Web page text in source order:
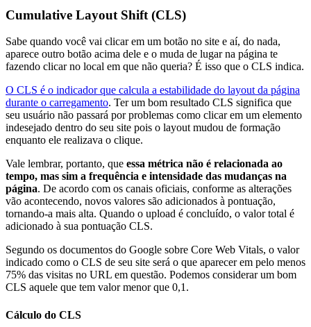
Cumulative Layout Shift (CLS)
Sabe quando você vai clicar em um botão no site e aí, do nada,
aparece outro botão acima dele e o muda de lugar na página te
fazendo clicar no local em que não queria? É isso que o CLS indica.
O CLS é o indicador que calcula a estabilidade do layout da página
durante o carregamento. Ter um bom resultado CLS significa que
seu usuário não passará por problemas como clicar em um elemento
indesejado dentro do seu site pois o layout mudou de formação
enquanto ele realizava o clique.
Vale lembrar, portanto, que essa métrica não é relacionada ao
tempo, mas sim a frequência e intensidade das mudanças na
página. De acordo com os canais oficiais, conforme as alterações
vão acontecendo, novos valores são adicionados à pontuação,
tornando-a mais alta. Quando o upload é concluído, o valor total é
adicionado à sua pontuação CLS.
Segundo os documentos do Google sobre Core Web Vitals, o valor
indicado como o CLS de seu site será o que aparecer em pelo menos
75% das visitas no URL em questão. Podemos considerar um bom
CLS aquele que tem valor menor que 0,1.
Cálculo do CLS